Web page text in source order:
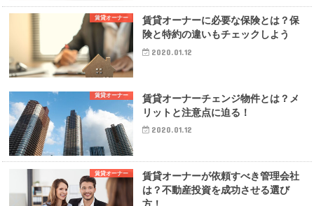
賃貸オーナー
賃貸オーナーに必要な保険とは？保
険と特約の違いもチェックしよう
2020.01.12
賃貸オーナー
賃貸オーナーチェンジ物件とは？メ
リットと注意点に迫る！
2020.01.12
賃貸オーナー
賃貸オーナーが依頼すべき管理会社
は？不動産投資を成功させる選び
方！